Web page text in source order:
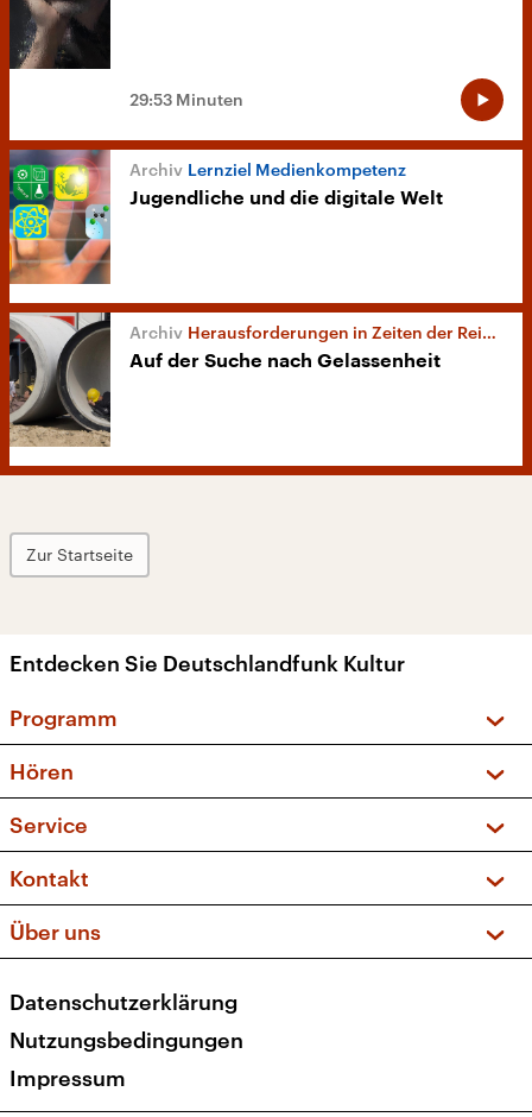
29:53 Minuten
Lernziel Medienkompetenz
Jugendliche und die digitale Welt
Herausforderungen in Zeiten der Reizüberflutung
Auf der Suche nach Gelassenheit
Zur Startseite
Entdecken Sie Deutschlandfunk Kultur
Programm
Sendungen und Podcasts
Musikliste
Kakadu – Das Kinderprogramm
Hören
Frequenzen (UKW + DAB+)
Service
FAQ
Apps
Newsletter
Veranstaltungen
Kontakt
Social Media
Über uns
Presse
Karriere
Transparenz
Datenschutzerklärung
Nutzungsbedingungen
Impressum